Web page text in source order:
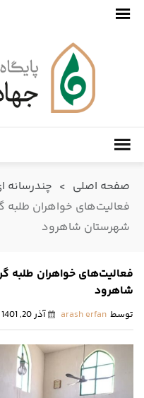
صفحه اصلی > چندرسانه
فعالیت‌های خواهران
شهرستان شاهرود
فعالیت‌های خواهران
شاهرود
توسط arash erfan آذر 20, 1401